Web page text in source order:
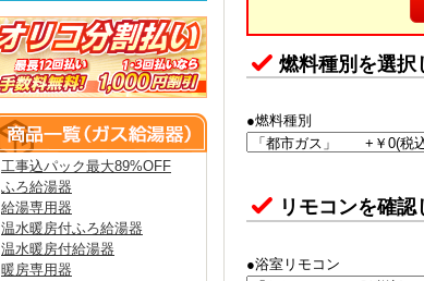
燃料種別を選択
●燃料種別
リモコンを確認
●浴室リモコン
工事込パック最大89%OFF
ふろ給湯器
給湯専用器
温水暖房付ふろ給湯器
温水暖房付給湯器
暖房専用器